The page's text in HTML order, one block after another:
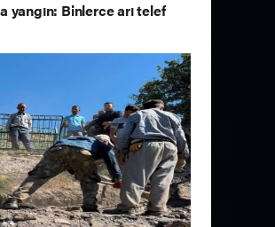
yangın: Binlerce arı telef